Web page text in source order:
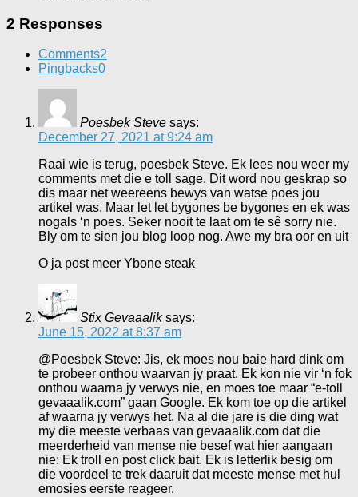
2 Responses
Comments2
Pingbacks0
Poesbek Steve says:
December 27, 2021 at 9:24 am
Raai wie is terug, poesbek Steve. Ek lees nou weer my
comments met die e toll sage. Dit word nou geskrap so
dis maar net weereens bewys van watse poes jou
artikel was. Maar let let bygones be bygones en ek was
nogals ‘n poes. Seker nooit te laat om te sê sorry nie.
Bly om te sien jou blog loop nog. Awe my bra oor en uit
O ja post meer Ybone steak
Stix Gevaaalik says:
June 15, 2022 at 8:37 am
@Poesbek Steve: Jis, ek moes nou baie hard dink om
te probeer onthou waarvan jy praat. Ek kon nie vir ‘n fok
onthou waarna jy verwys nie, en moes toe maar “e-toll
gevaaalik.com” gaan Google. Ek kom toe op die artikel
af waarna jy verwys het. Na al die jare is die ding wat
my die meeste verbaas van gevaaalik.com dat die
meerderheid van mense nie besef wat hier aangaan
nie: Ek troll en post click bait. Ek is letterlik besig om
die voordeel te trek daaruit dat meeste mense met hul
emosies eerste reageer.